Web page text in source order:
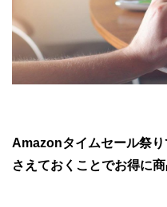
Amazonタイムセール祭
さえておくことでお得に